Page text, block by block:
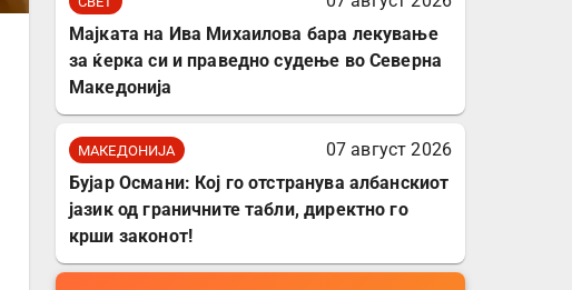
Мајката на Ива Михаилова бара лекување
за ќерка си и праведно судење во Северна
Македонија
МАКЕДОНИЈА
07 август 2026
Бујар Османи: Кој го отстранува албанскиот
јазик од граничните табли, директно го
крши законот!